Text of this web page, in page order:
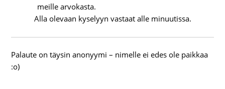
meille arvokasta.
Alla olevaan kyselyyn vastaat alle minuutissa.
Palaute on täysin anonyymi – nimelle ei edes ole paikkaa
:o)